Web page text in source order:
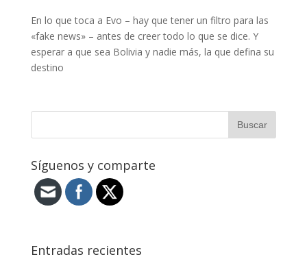
En lo que toca a Evo – hay que tener un filtro para las
«fake news» – antes de creer todo lo que se dice. Y
esperar a que sea Bolivia y nadie más, la que defina su
destino
Síguenos y comparte
Entradas recientes